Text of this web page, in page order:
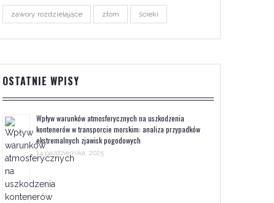
zawory rozdzielające złom ścieki
OSTATNIE WPISY
Wpływ warunków atmosferycznych na uszkodzenia
kontenerów w transporcie morskim: analiza przypadków
ekstremalnych zjawisk pogodowych
14 października, 2025